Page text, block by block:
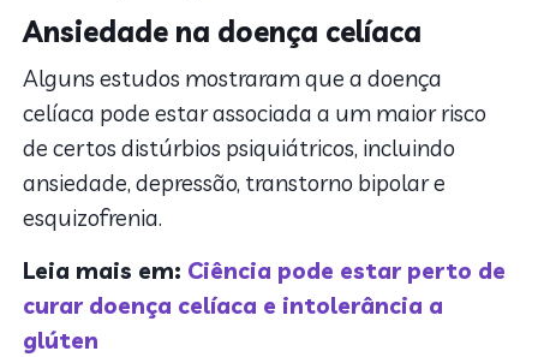
Ansiedade na doença celíaca
Alguns estudos mostraram que a doença
celíaca pode estar associada a um maior risco
de certos distúrbios psiquiátricos, incluindo
ansiedade, depressão, transtorno bipolar e
esquizofrenia.
Leia mais em: Ciência pode estar perto de
curar doença celíaca e intolerância a
glúten